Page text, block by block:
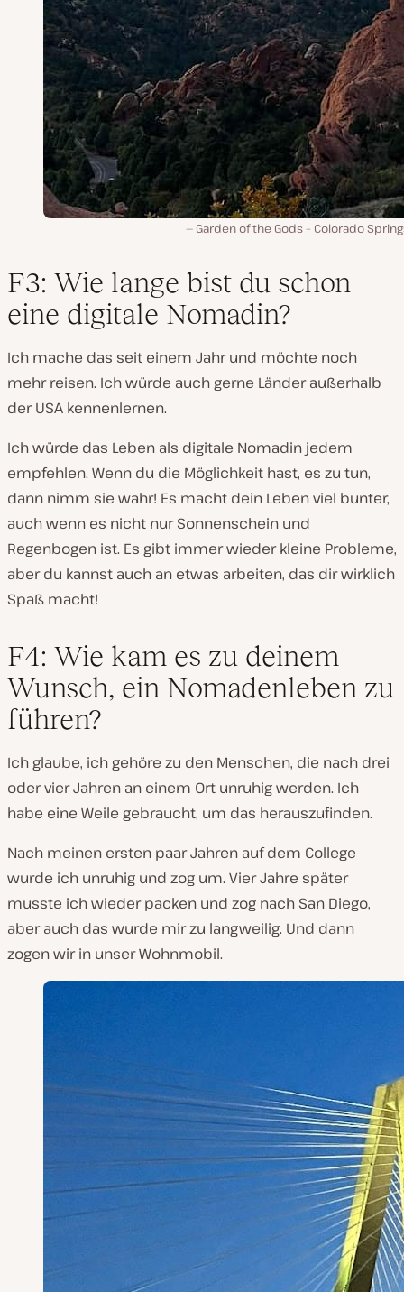
Garden of the Gods – Colorado
F3: Wie lange bist du schon
eine digitale Nomadin?
Ich mache das seit einem Jahr und möchte noch
mehr reisen. Ich würde auch gerne Länder außerhalb
der USA kennenlernen.
Ich würde das Leben als digitale Nomadin jedem
empfehlen. Wenn du die Möglichkeit hast, es zu tun,
dann nimm sie wahr! Es macht dein Leben viel bunter,
auch wenn es nicht nur Sonnenschein und
Regenbogen ist. Es gibt immer wieder kleine Probleme,
aber du kannst auch an etwas arbeiten, das dir wirklich
Spaß macht!
F4: Wie kam es zu deinem
Wunsch, ein Nomadenleben zu
führen?
Ich glaube, ich gehöre zu den Menschen, die nach drei
oder vier Jahren an einem Ort unruhig werden. Ich
habe eine Weile gebraucht, um das herauszufinden.
Nach meinen ersten paar Jahren auf dem College
wurde ich unruhig und zog um. Vier Jahre später
musste ich wieder packen und zog nach San Diego,
aber auch das wurde mir zu langweilig. Und dann
zogen wir in unser Wohnmobil.